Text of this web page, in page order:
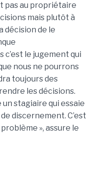
pas au propriétaire
mais plutôt à
décision de le
le jugement qui
nous ne pourrons
toujours des
les décisions.
stagiaire qui essaie
de discernement. C’est
problème », assure le